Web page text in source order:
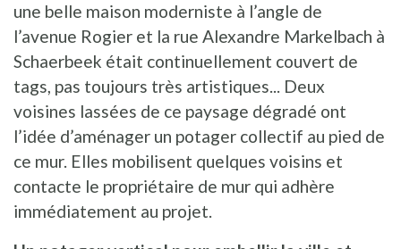
une belle maison moderniste à l’angle de
l’avenue Rogier et la rue Alexandre Markelbach à
Schaerbeek était continuellement couvert de
tags, pas toujours très artistiques... Deux
voisines lassées de ce paysage dégradé ont
l’idée d’aménager un potager collectif au pied de
ce mur. Elles mobilisent quelques voisins et
contacte le propriétaire de mur qui adhère
immédiatement au projet.